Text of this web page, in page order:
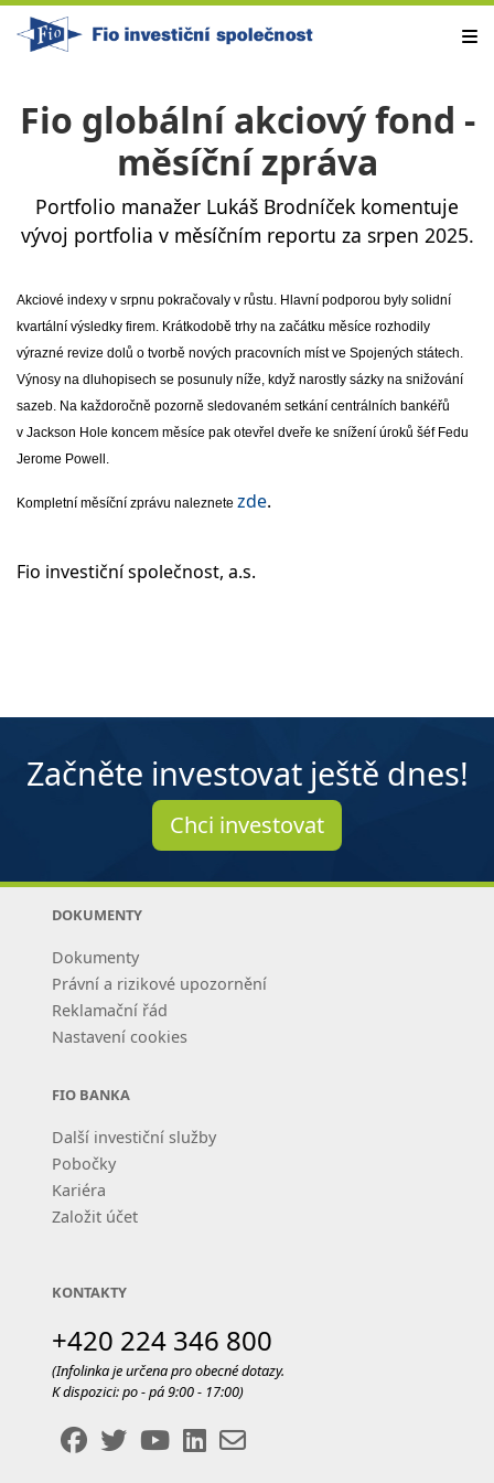
Fio globální akciový fond -
měsíční zpráva
Portfolio manažer Lukáš Brodníček komentuje
vývoj portfolia v měsíčním reportu za srpen 2025.
Akciové indexy v srpnu pokračovaly v růstu. Hlavní podporou byly solidní
kvartální výsledky firem. Krátkodobě trhy na začátku měsíce rozhodily
výrazné revize dolů o tvorbě nových pracovních míst ve Spojených státech.
Výnosy na dluhopisech se posunuly níže, když narostly sázky na snižování
sazeb. Na každoročně pozorně sledovaném setkání centrálních bankéřů
v Jackson Hole koncem měsíce pak otevřel dveře ke snížení úroků šéf Fedu
Jerome Powell.
Kompletní měsíční zprávu naleznete zde.
Fio investiční společnost, a.s.
Začněte investovat ještě dnes!
Chci investovat
DOKUMENTY
Dokumenty
Právní a rizikové upozornění
Reklamační řád
Nastavení cookies
FIO BANKA
Další investiční služby
Pobočky
Kariéra
Založit účet
KONTAKTY
+420 224 346 800
(Infolinka je určena pro obecné dotazy.
K dispozici: po - pá 9:00 - 17:00)